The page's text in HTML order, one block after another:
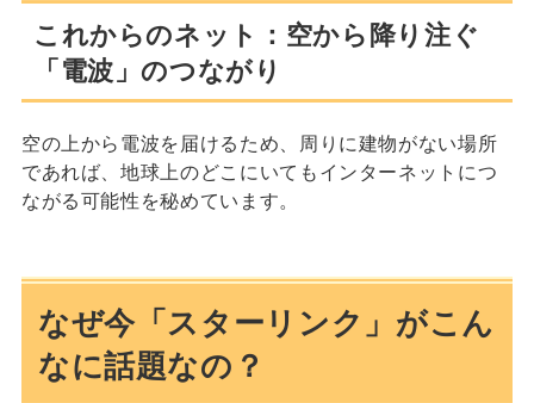
これからのネット：空から降り注ぐ
「電波」のつながり
空の上から電波を届けるため、周りに建物がない場所
であれば、地球上のどこにいてもインターネットにつ
ながる可能性を秘めています。
なぜ今「スターリンク」がこん
なに話題なの？